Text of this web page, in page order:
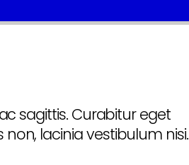
sagittis. Curabitur eget
lacinia vestibulum nisi.